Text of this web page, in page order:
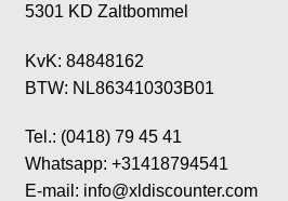
5301 KD Zaltbommel
KvK: 84848162
BTW: NL863410303B01
Tel.: (0418) 79 45 41
Whatsapp: +31418794541
E-mail: info@xldiscounter.com